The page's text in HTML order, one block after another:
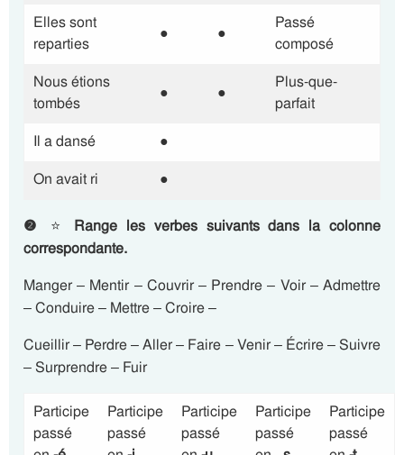
Elles sont
reparties
● ●
Passé
composé
Nous étions
tombés
● ●
Plus-que-
parfait
Il a dansé
●
On avait ri
●
❷ ⭐ Range les verbes suivants dans la colonne
correspondante.
Manger – Mentir – Couvrir – Prendre – Voir – Admettre
– Conduire – Mettre – Croire –
Cueillir – Perdre – Aller – Faire – Venir – Écrire – Suivre
– Surprendre – Fuir
Participe
passé
Participe
passé
Participe
passé
Participe
passé
Participe
passé